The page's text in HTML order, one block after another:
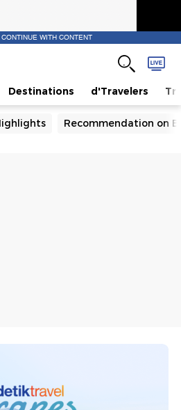
WITH CONTENT
Destinations d'Travelers
Recommendation on